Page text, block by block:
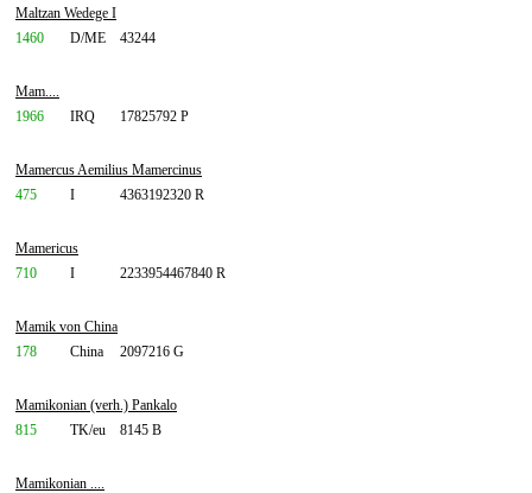
Maltzan Wedege I
1460
D/ME 43244
Mam....
1966
IRQ 17825792 P
Mamercus Aemilius Mamercinus
475
I 4363192320 R
Mamericus
710
I 2233954467840 R
Mamik von China
178
China 2097216 G
Mamikonian (verh.) Pankalo
815
TK/eu 8145 B
Mamikonian ....